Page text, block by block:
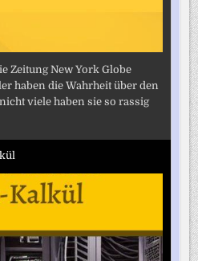
Zeitung New York Globe
haben die Wahrheit über den
viele haben sie so rassig